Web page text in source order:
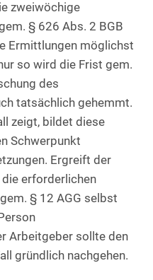
zweiwöchige
§ 626 Abs. 2 BGB
Ermittlungen möglichst
so wird die Frist gem.
des
tatsächlich gehemmt.
zeigt, bildet diese
Schwerpunkt
Ergreift der
erforderlichen
§ 12 AGG selbst
Arbeitgeber sollte den
gründlich nachgehen.